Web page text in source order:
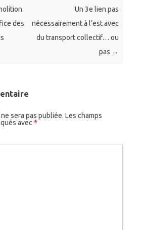
des
Un 3e lien pas
nécessairement à l’est avec
du transport collectif… ou
pas →
sera pas publiée. Les champs
avec *